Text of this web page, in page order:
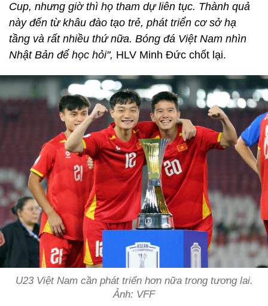
Cup, nhưng giờ thì họ tham dự liên tục. Thành quả
này đến từ khâu đào tạo trẻ, phát triển cơ sở hạ
tầng và rất nhiều thứ nữa. Bóng đá Việt Nam nhìn
Nhật Bản để học hỏi", HLV Minh Đức chốt lại.
U23 Việt Nam cần phát triển hơn nữa trong tương lai.
Ảnh: VFF